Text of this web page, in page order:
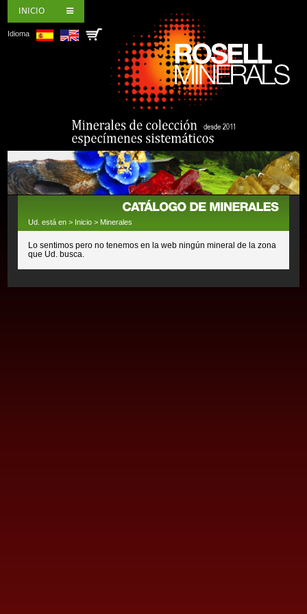
INICIO
Idioma
Ud. está en > Inicio > Minerales
Lo sentimos pero no tenemos en la web ningún mineral de la zona
que Ud. busca.